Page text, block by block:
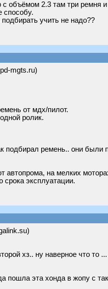
с объёмом 2.3 там три ремня
способу.
учить не надо??
mgts.ru)
от мдх/пилот.
ролик.
подбирал ремень.. они были
автопрома, на мелких
срока эксплуатации.
хз.. ну наверное что то
пошла эта хонда в жопу с